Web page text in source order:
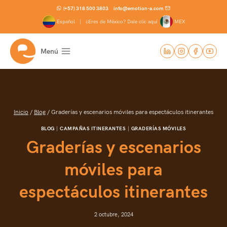
(+57) 318 500 3803 info@emotion-a.com
Español | ¿Eres de México? Dale clic aquí MEX
Menú
Inicio / Blog / Graderías y escenarios móviles para espectáculos itinerantes
BLOG |CAMPAÑAS ITINERANTES GRADERÍAS MÓVILES
Graderías y escenarios
móviles para
espectáculos itinerantes
2 octubre, 2024